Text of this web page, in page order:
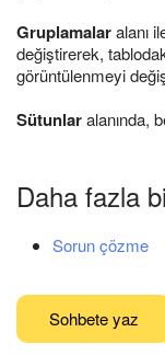
Gruplamalaralanı
değiştirerek,
görüntülenmeyi
Sütunlaralanında,
Daha fazla
Sorun çözme
Sohbete yaz